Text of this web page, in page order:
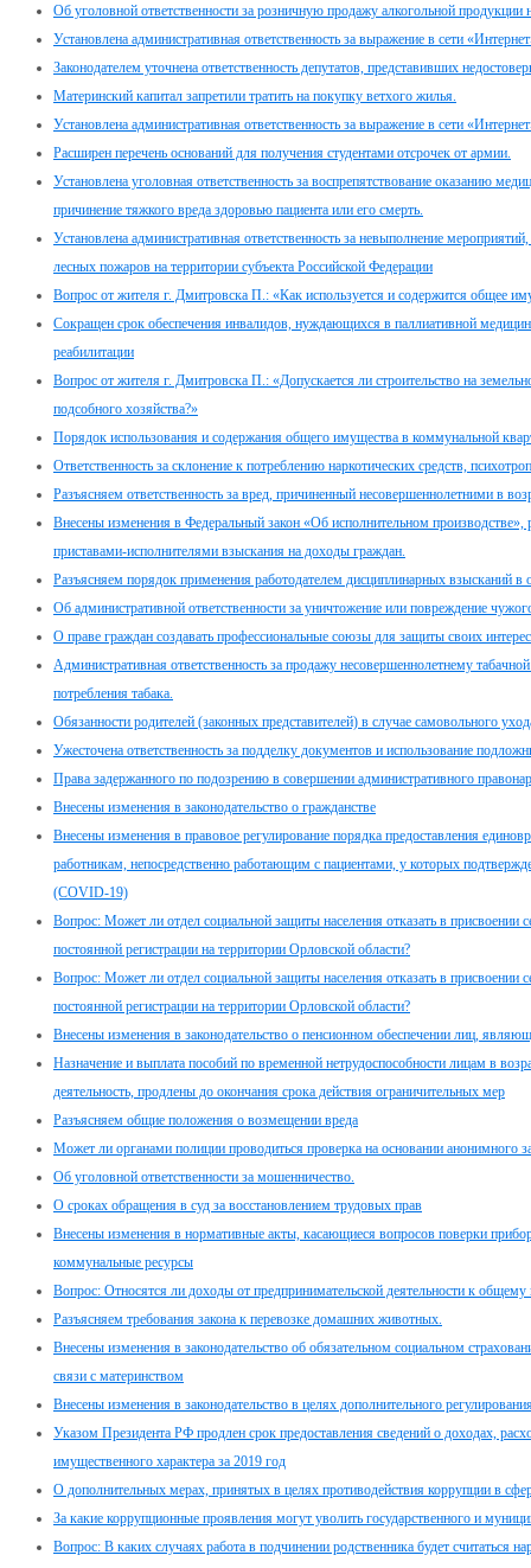
Об уголовной ответственности за розничную продажу алкогольной продукции
Установлена административная ответственность за выражение в сети
Законодателем уточнена ответственность депутатов, представивших
Материнский капитал запретили тратить на покупку ветхого жилья.
Установлена административная ответственность за выражение в сети
Расширен перечень оснований для получения студентами отсрочек от армии.
Установлена уголовная ответственность за воспрепятствование оказанию
причинение тяжкого вреда здоровью пациента или его смерть.
Установлена административная ответственность за невыполнение
лесных пожаров на территории субъекта Российской Федерации
Вопрос от жителя г. Дмитровска П.: «Как используется и содержится общее
Сокращен срок обеспечения инвалидов, нуждающихся в паллиативной
реабилитации
Вопрос от жителя г. Дмитровска П.: «Допускается ли строительство на
подсобного хозяйства?»
Порядок использования и содержания общего имущества в коммунальной
Ответственность за склонение к потреблению наркотических средств,
Разъясняем ответственность за вред, причиненный несовершеннолетними в
Внесены изменения в Федеральный закон «Об исполнительном
приставами-исполнителями взыскания на доходы граждан.
Разъясняем порядок применения работодателем дисциплинарных взысканий в
Об административной ответственности за уничтожение или повреждение
О праве граждан создавать профессиональные союзы для защиты своих
Административная ответственность за продажу несовершеннолетнему
потребления табака.
Обязанности родителей (законных представителей) в случае самовольного
Ужесточена ответственность за подделку документов и использование
Права задержанного по подозрению в совершении административного
Внесены изменения в законодательство о гражданстве
Внесены изменения в правовое регулирование порядка предоставления
работникам, непосредственно работающим с пациентами, у которых
(COVID-19)
Вопрос: Может ли отдел социальной защиты населения отказать в присвоении
постоянной регистрации на территории Орловской области?
Вопрос: Может ли отдел социальной защиты населения отказать в присвоении
постоянной регистрации на территории Орловской области?
Внесены изменения в законодательство о пенсионном обеспечении лиц,
Назначение и выплата пособий по временной нетрудоспособности лицам в
деятельность, продлены до окончания срока действия ограничительных мер
Разъясняем общие положения о возмещении вреда
Может ли органами полиции проводиться проверка на основании анонимного
Об уголовной ответственности за мошенничество.
О сроках обращения в суд за восстановлением трудовых прав
Внесены изменения в нормативные акты, касающиеся вопросов поверки
коммунальные ресурсы
Вопрос: Относятся ли доходы от предпринимательской деятельности к
Разъясняем требования закона к перевозке домашних животных.
Внесены изменения в законодательство об обязательном социальном
связи с материнством
Внесены изменения в законодательство в целях дополнительного
Указом Президента РФ продлен срок предоставления сведений о доходах,
имущественного характера за 2019 год
О дополнительных мерах, принятых в целях противодействия коррупции в
За какие коррупционные проявления могут уволить государственного и
Вопрос: В каких случаях работа в подчинении родственника будет считаться